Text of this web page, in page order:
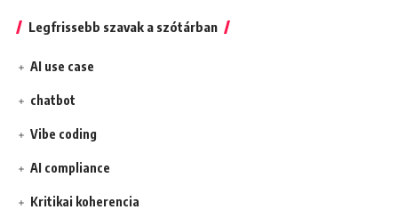
Legfrissebb szavak a szótárban
AI use case
chatbot
Vibe coding
AI compliance
Kritikai koherencia